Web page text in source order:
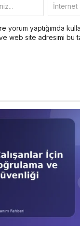
yorum yaptığımda
web site adresimi bu